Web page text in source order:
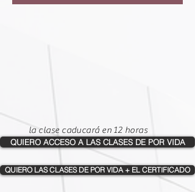
la clase caducará en 12 horas
QUIERO ACCESO A LAS CLASES DE POR VIDA
QUIERO LAS CLASES DE POR VIDA + EL CERTIFICADO